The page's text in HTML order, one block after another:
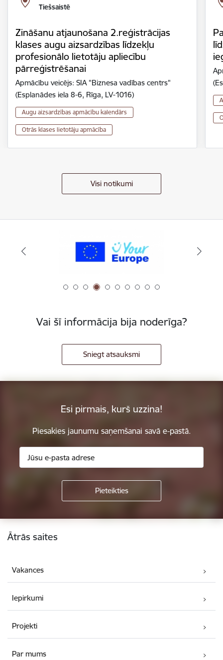
Tiešsaistē
Zināšanu atjaunošana 2.reģistrācijas
klases augu aizsardzības līdzekļu
profesionālo lietotāju apliecību
pārreģistrēšanai
Apmācību veicējs: SIA "Biznesa vadības centrs"
(Esplanādes iela 8-6, Rīga, LV-1016)
Augu aizsardzības apmācību kalendārs
Otrās klases lietotāju apmācība
Visi notikumi
Vai šī informācija bija noderīga?
Sniegt atsauksmi
Esi pirmais, kurš uzzina!
Piesakies jaunumu saņemšanai savā e-pastā.
Kājene
Ātrās saites
Vakances
Iepirkumi
Projekti
Par mums